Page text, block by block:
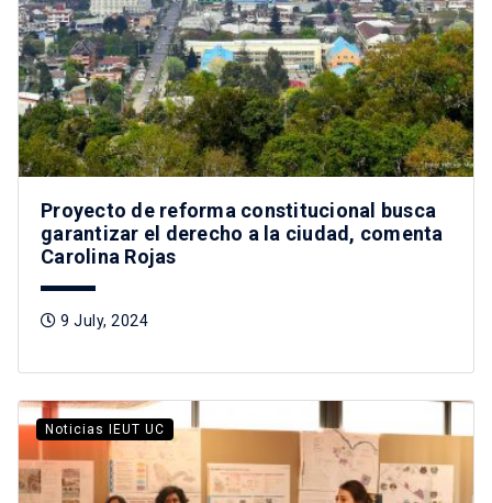
Proyecto de reforma constitucional busca
garantizar el derecho a la ciudad, comenta
Carolina Rojas
9 July, 2024
Noticias IEUT UC